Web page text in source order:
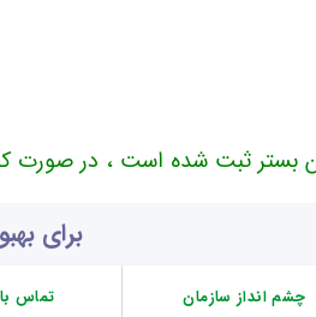
بستر ثبت شده است ، در صورت
برای
چشم انداز سازمان تماس